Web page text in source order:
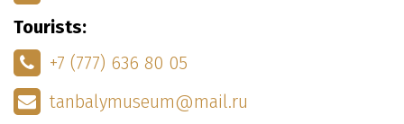
Tourists:
+7 (777) 636 80 05
tanbalymuseum@mail.ru